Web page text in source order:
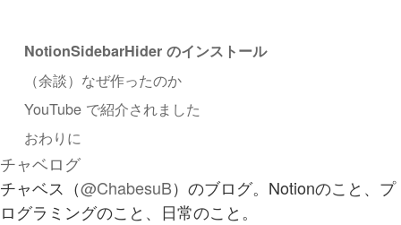
NotionSidebarHider のインストール
（余談）なぜ作ったのか
YouTube で紹介されました
おわりに
チャベログ
チャベス（@ChabesuB）のブログ。Notionのこと、プ
ログラミングのこと、日常のこと。